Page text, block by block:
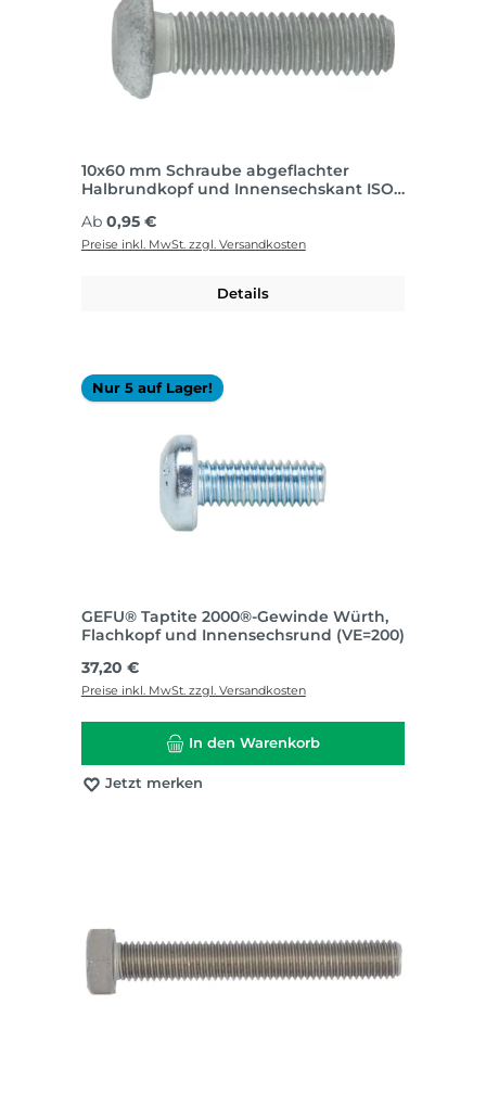
10x60 mm Schraube abgeflachter
Halbrundkopf und Innensechskant ISO
(ZFSHL)
Regulärer Preis:
Ab 0,95 €
Preise inkl. MwSt. zzgl. Versandkosten
Details
Nur 5 auf Lager!
GEFU® Taptite 2000®-Gewinde Würth,
Flachkopf und Innensechsrund (VE=200)
Regulärer Preis:
37,20 €
Preise inkl. MwSt. zzgl. Versandkosten
In den Warenkorb
Jetzt merken